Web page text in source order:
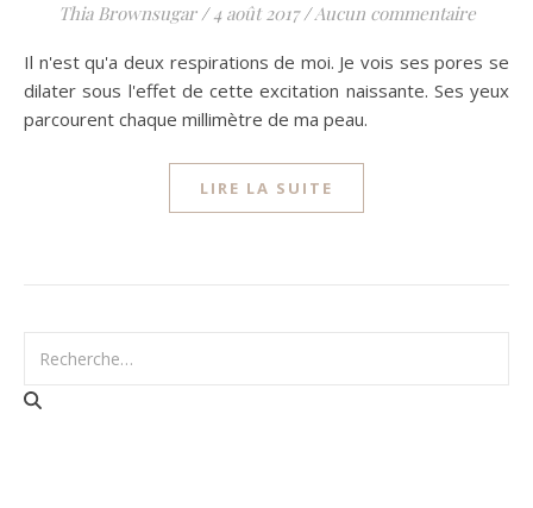
Thia Brownsugar / 4 août 2017 /Aucun commentaire
Il n'est qu'a deux respirations de moi. Je vois ses pores se
dilater sous l'effet de cette excitation naissante. Ses yeux
parcourent chaque millimètre de ma peau.
LIRE LA SUITE